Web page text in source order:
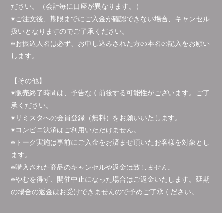
ださい。（会計毎に口座が異なります。）
※ご注文後、期限までにご入金が確認できない場合、キャンセル
扱いとなりますのでご了承ください。
※お振込人名は必ず、お申し込みされた方の本名の記入をお願い
します。
【その他】
※販売終了時間は、予告なく前後する可能性がございます。ご了
承ください。
※リミスタへの会員登録（無料）をお願いいたします。
※コンビニ決済はご利用いただけません。
※トーク実施は事前にご入金をお済ませ頂いたお客様を対象とし
ます。
※購入された商品のキャンセルや返金は致しません。
※やむを得ず、開催中止になった場合はご返金いたします。延期
の場合の返金はお受けできませんので予めご了承ください。